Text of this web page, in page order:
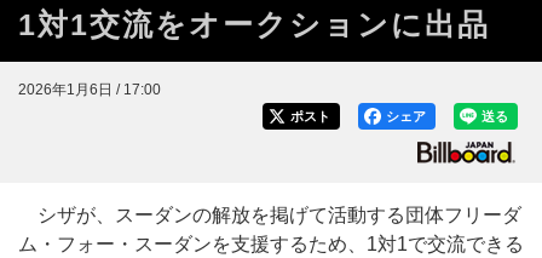
1対1交流をオークションに出品
2026年1月6日 / 17:00
送る
シェア
ポスト
シザが、スーダンの解放を掲げて活動する団体フリーダ
ム・フォー・スーダンを支援するため、1対1で交流できる